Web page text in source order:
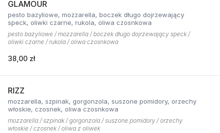
GLAMOUR
pesto bazyliowe, mozzarella, boczek długo dojrzewający
speck, oliwki czarne, rukola, oliwa czosnkowa
pesto bazyliowe / mozzarella / boczek długo dojrzewający speck /
oliwki czarne / rukola / oliwa czosnkowa
38,00 zł
RIZZ
mozzarella, szpinak, gorgonzola, suszone pomidory, orzechy
włoskie, czosnek, oliwa czosnkowa
mozzarella / szpinak / gorgonzola / suszone pomidory / orzechy
włoskie / czosnek / oliwa z oliwek